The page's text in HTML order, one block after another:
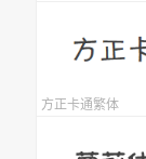
方正卡通繁体